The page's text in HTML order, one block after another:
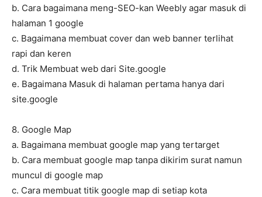
b. Cara bagaimana meng-SEO-kan Weebly agar masuk di
halaman 1 google
c. Bagaimana membuat cover dan web banner terlihat
rapi dan keren
d. Trik Membuat web dari Site.google
e. Bagaimana Masuk di halaman pertama hanya dari
site.google
8. Google Map
a. Bagaimana membuat google map yang tertarget
b. Cara membuat google map tanpa dikirim surat namun
muncul di google map
c. Cara membuat titik google map di setiap kota